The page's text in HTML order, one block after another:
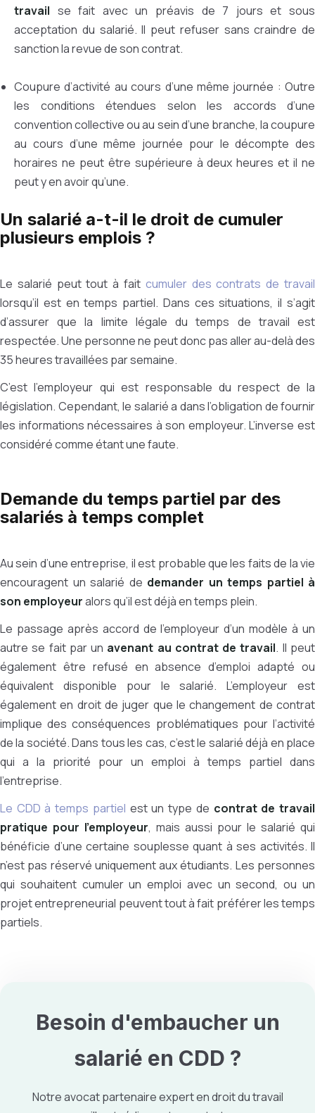
travail se fait avec un préavis de 7 jours et sous
acceptation du salarié. Il peut refuser sans craindre de
sanction la revue de son contrat.
Coupure d’activité au cours d’une même journée : Outre
les conditions étendues selon les accords d’une
convention collective ou au sein d’une branche, la coupure
au cours d’une même journée pour le décompte des
horaires ne peut être supérieure à deux heures et il ne
peut y en avoir qu’une.
Un salarié a-t-il le droit de cumuler
plusieurs emplois ?
Le salarié peut tout à fait cumuler des contrats de travail
lorsqu’il est en temps partiel. Dans ces situations, il s’agit
d’assurer que la limite légale du temps de travail est
respectée. Une personne ne peut donc pas aller au-delà des
35 heures travaillées par semaine.
C’est l’employeur qui est responsable du respect de la
législation. Cependant, le salarié a dans l’obligation de fournir
les informations nécessaires à son employeur. L’inverse est
considéré comme étant une faute.
Demande du temps partiel par des
salariés à temps complet
Au sein d’une entreprise, il est probable que les faits de la vie
encouragent un salarié de demander un temps partiel à
son employeuralors qu’il est déjà en temps plein.
Le passage après accord de l’employeur d’un modèle à un
autre se fait par un avenant au contrat de travail. Il peut
également être refusé en absence d’emploi adapté ou
équivalent disponible pour le salarié. L’employeur est
également en droit de juger que le changement de contrat
implique des conséquences problématiques pour l’activité
de la société. Dans tous les cas, c’est le salarié déjà en place
qui a la priorité pour un emploi à temps partiel dans
l’entreprise.
Le CDD à temps partiel est un type de contrat de travail
pratique pour l’employeur, mais aussi pour le salarié qui
bénéficie d’une certaine souplesse quant à ses activités. Il
n’est pas réservé uniquement aux étudiants. Les personnes
qui souhaitent cumuler un emploi avec un second, ou un
projet entrepreneurial peuvent tout à fait préférer les temps
partiels.
Besoin d'embaucher un
salarié en CDD ?
Notre avocat partenaire expert en droit du travail